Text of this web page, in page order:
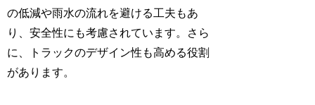
の低減や雨水の流れを避ける工夫もあ
り、安全性にも考慮されています。さら
に、トラックのデザイン性も高める役割
があります。